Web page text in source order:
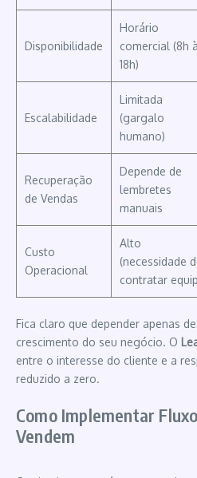
Disponibilidade
Horário
comercial (8h
18h)
Escalabilidade
Limitada
(gargalo
humano)
Recuperação
de Vendas
Depende de
lembretes
manuais
Custo
Operacional
Alto
(necessidade
contratar
Fica claro que depender apenas
crescimento do seu negócio. O
entre o interesse do cliente e a
reduzido a zero.
Como Implementar
Vendem